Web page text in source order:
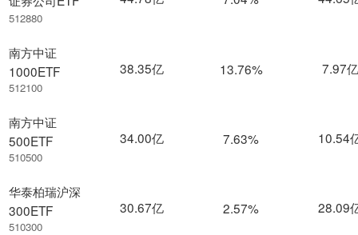
512880
南方中证
1000ETF
512100
南方中证
500ETF
510500
华泰柏瑞沪深
300ETF
510300
38.35亿 13.76% 7.97亿
34.00亿 7.63% 10.54
30.67亿 2.57% 28.09